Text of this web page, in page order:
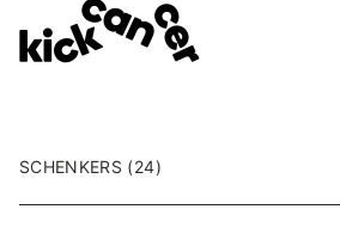
SCHENKERS (24)